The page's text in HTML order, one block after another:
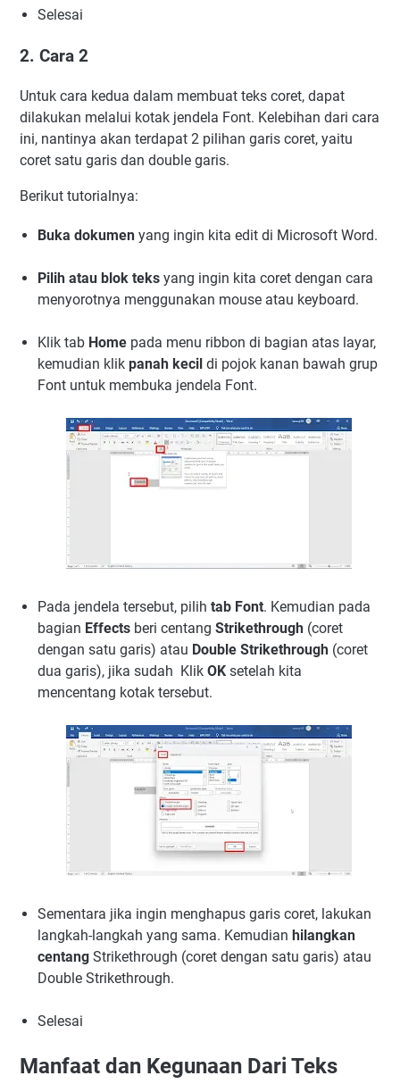
Selesai
2. Cara 2
Untuk cara kedua dalam membuat teks coret, dapat
dilakukan melalui kotak jendela Font. Kelebihan dari cara
ini, nantinya akan terdapat 2 pilihan garis coret, yaitu
coret satu garis dan double garis.
Berikut tutorialnya:
Buka dokumen yang ingin kita edit di Microsoft Word.
Pilih atau blok teks yang ingin kita coret dengan cara
menyorotnya menggunakan mouse atau keyboard.
Klik tab Home pada menu ribbon di bagian atas layar,
kemudian klik panah kecil di pojok kanan bawah grup
Font untuk membuka jendela Font.
Pada jendela tersebut, pilih tab Font. Kemudian pada
bagian Effects beri centang Strikethrough (coret
dengan satu garis) atau Double Strikethrough (coret
dua garis), jika sudah Klik OK setelah kita
mencentang kotak tersebut.
Sementara jika ingin menghapus garis coret, lakukan
langkah-langkah yang sama. Kemudian hilangkan
centang Strikethrough (coret dengan satu garis) atau
Double Strikethrough.
Selesai
Manfaat dan Kegunaan Dari Teks